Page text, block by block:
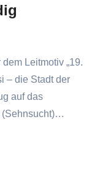
Leitmotiv „19.
– die Stadt der
auf das
(Sehnsucht)…